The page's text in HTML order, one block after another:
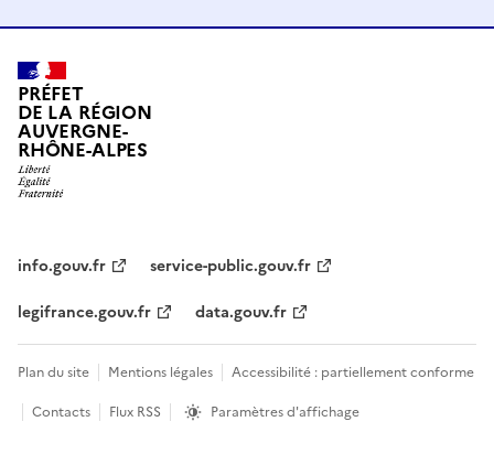
PRÉFET
DE LA RÉGION
AUVERGNE-
RHÔNE-ALPES
info.gouv.fr
service-public.gouv.fr
legifrance.gouv.fr
data.gouv.fr
Plan du site Mentions légales
Accessibilité : partiellement conforme
Contacts
Flux RSS Paramètres d'affichage